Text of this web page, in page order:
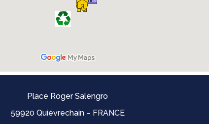
Place Roger Salengro
59920 Quiévrechain – FRANCE